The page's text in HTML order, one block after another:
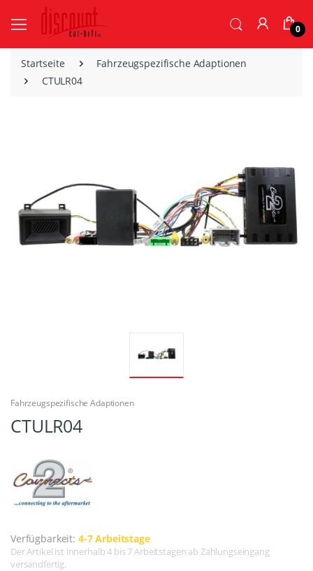
0
Startseite
Fahrzeugspezifische Adaptionen
CTULR04
Fahrzeugspezifische Adaptionen
CTULR04
Verfügbarkeit: 4-7 Arbeitstage
Der Artikel ist innerhalb 4 bis 7 Arbeitstagen ab Zahlungseingang
versandfertig.